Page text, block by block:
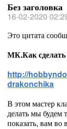
Без заголовка
16-02-2020
Это цитата
МК.Как сделать
http://
drakonchika
В этом мастер
делать мы будем
показать, вам во